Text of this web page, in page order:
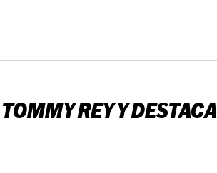
REY Y DESTACA